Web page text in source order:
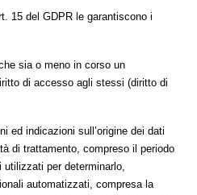
15 del GDPR le garantiscono i
sia o meno in corso un
di accesso agli stessi (diritto di
ed indicazioni sull’origine dei dati
di trattamento, compreso il periodo
per determinarlo,
automatizzati, compresa la